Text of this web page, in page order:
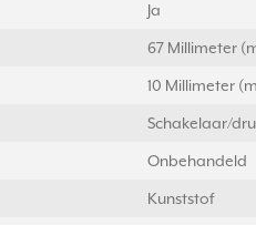
Ja
67 Millimeter
10 Millimeter
Schakelaar/
Onbehandeld
Kunststof